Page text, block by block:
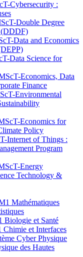
Cybersecurity :
Double Degree
(DDDF)
Data and Economics
Data Science for
Economics, Data
Finance
Environmental
Economics for
Policy
Internet of Things :
Program
Energy
Technology &
Mathématiques
et Santé
et Interfaces
Cyber Physique
des Hautes